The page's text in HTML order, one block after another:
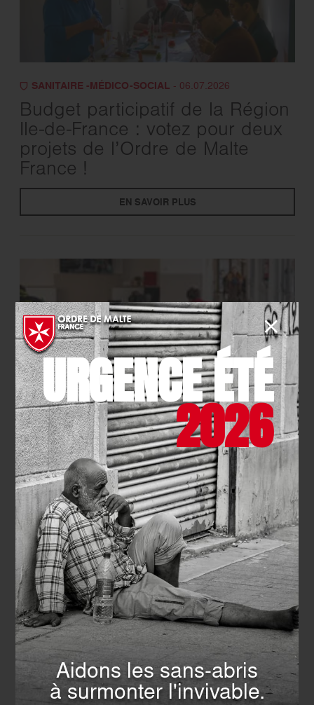
SANITAIRE -MÉDICO-SOCIAL - 06.07.2026
Budget participatif de la Région
Ile-de-France : votez pour deux
projets de l’Ordre de Malte
France !
EN SAVOIR PLUS
SANITAIRE -MÉDICO-SOCIAL- 12.06.2026
Donnez votre voix pour une
cuisine thérapeutique à la MAS
Saint-Jean à Paris !
EN SAVOIR PLUS
URGENCE ÉTÉ
2026
Aidons les sans-abris
à surmonter l'invivable.